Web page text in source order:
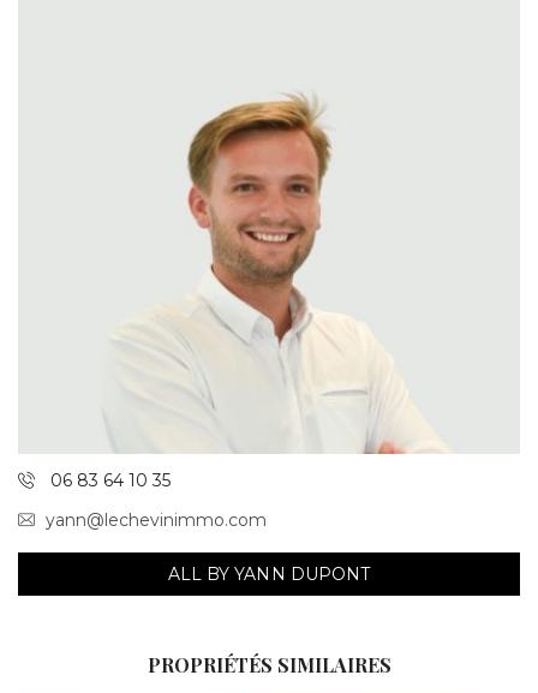
06 83 64 10 35
yann@lechevinimmo.com
ALL BY YANN DUPONT
PROPRIÉTÉS SIMILAIRES